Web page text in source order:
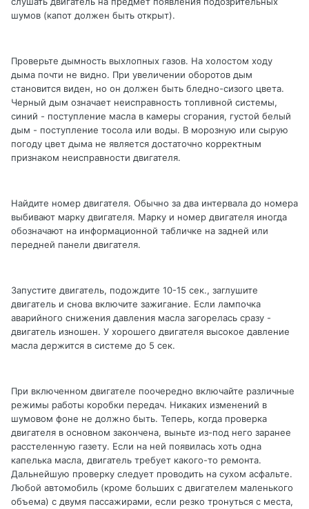
шумов (капот должен быть открыт).
Проверьте дымность выхлопных газов. На холостом ходу
дыма почти не видно. При увеличении оборотов дым
становится виден, но он должен быть бледно-сизого цвета.
Черный дым означает неисправность топливной системы,
синий - поступление масла в камеры сгорания, густой белый
дым - поступление тосола или воды. В морозную или сырую
погоду цвет дыма не является достаточно корректным
признаком неисправности двигателя.
Найдите номер двигателя. Обычно за два интервала до номера
выбивают марку двигателя. Марку и номер двигателя иногда
обозначают на информационной табличке на задней или
передней панели двигателя.
Запустите двигатель, подождите 10-15 сек., заглушите
двигатель и снова включите зажигание. Если лампочка
аварийного снижения давления масла загорелась сразу -
двигатель изношен. У хорошего двигателя высокое давление
масла держится в системе до 5 сек.
При включенном двигателе поочередно включайте различные
режимы работы коробки передач. Никаких изменений в
шумовом фоне не должно быть. Теперь, когда проверка
двигателя в основном закончена, выньте из-под него заранее
расстеленную газету. Если на ней появилась хоть одна
капелька масла, двигатель требует какого-то ремонта.
Дальнейшую проверку следует проводить на сухом асфальте.
Любой автомобиль (кроме больших с двигателем маленького
объема) с двумя пассажирами, если резко тронуться с места,